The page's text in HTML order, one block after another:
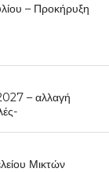
– Προκήρυξη
– αλλαγή
Μικτών